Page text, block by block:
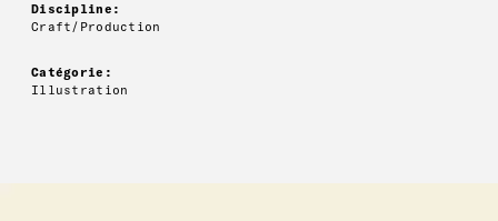
Discipline:
Craft/Production
Catégorie:
Illustration